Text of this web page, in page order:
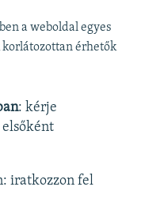
a weboldal egyes
érhetők
: kérje
iratkozzon fel